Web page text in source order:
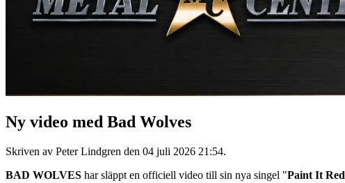
Ny video med Bad Wolves
Skriven av Peter Lindgren den 04 juli 2026 21:54.
BAD WOLVES har släppt en officiell video till sin nya singel "Paint It Red